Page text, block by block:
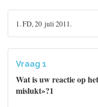
1. FD, 20 juli 2011.
Vraag 1
Wat is uw reactie op
mislukt»?1